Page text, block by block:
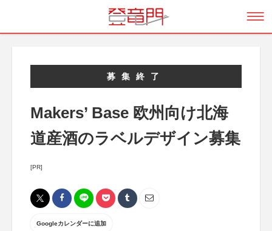
募集終了
Makers’ Base 欧州向け北海
道産酒のラベルデザイン募集
[PR]
Googleカレンダーに追加